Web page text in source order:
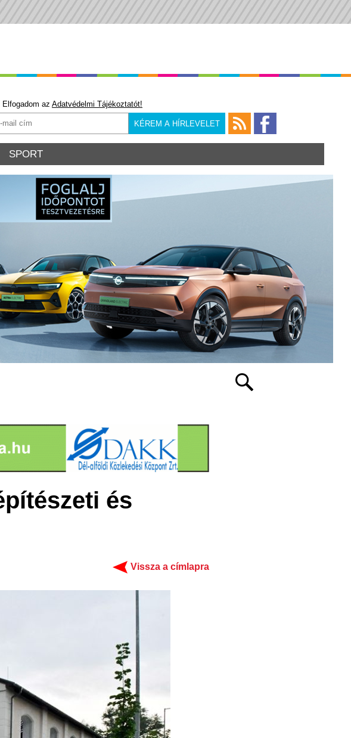
Elfogadom az Adatvédelmi Tájékoztatót!
SPORT
és
Vissza a címlapra